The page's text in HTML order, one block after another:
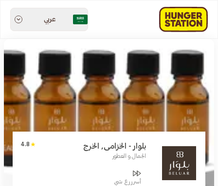
عربي
بلوار - الخزامى, الخرج
الجمال و العطور
4.8
أسرررع شي